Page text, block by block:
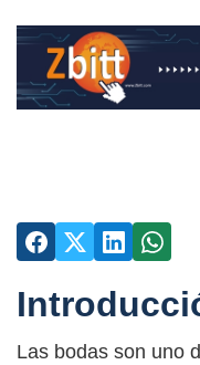
Las bodas son uno